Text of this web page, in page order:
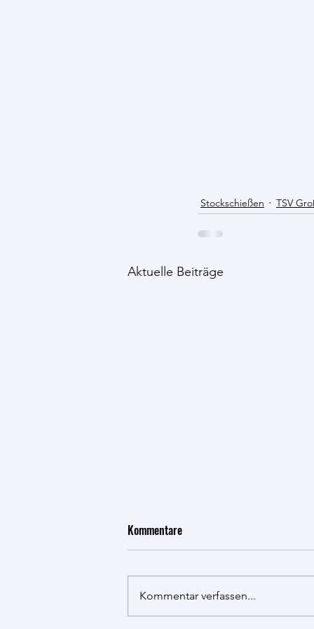
Stockschießen TSV
Aktuelle Beiträge
Kommentare
Kommentar verfassen...